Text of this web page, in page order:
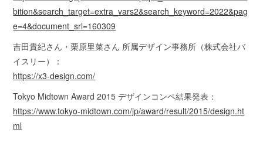
bition&search_target=extra_vars2&search_keyword=2022&pag
e=4&document_srl=160309
吉田貴紀さん・栗原里菜さん 所属デザイン事務所（株式会社バ
イスリー）：
https://x3-design.com/
Tokyo Midtown Award 2015 デザインコンペ結果発表：
https://www.tokyo-midtown.com/jp/award/result/2015/design.ht
ml